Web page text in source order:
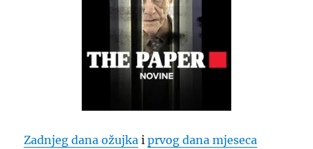
Zadnjeg dana ožujka iprvog dana mjeseca